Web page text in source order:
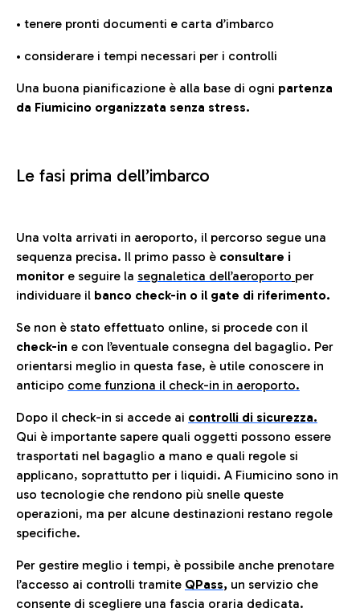
• tenere pronti documenti e carta d’imbarco
• considerare i tempi necessari per i controlli
Una buona pianificazione è alla base di ogni partenza
da Fiumicino organizzata senza stress.
Le fasi prima dell’imbarco
Una volta arrivati in aeroporto, il percorso segue una
sequenza precisa. Il primo passo è consultare i
monitor e seguire la segnaletica dell’aeroporto per
individuare il banco check-in o il gate di riferimento.
Se non è stato effettuato online, si procede con il
check-in e con l’eventuale consegna del bagaglio. Per
orientarsi meglio in questa fase, è utile conoscere in
anticipo come funziona il check-in in aeroporto.
Dopo il check-in si accede ai controlli di sicurezza.
Qui è importante sapere quali oggetti possono essere
trasportati nel bagaglio a mano e quali regole si
applicano, soprattutto per i liquidi. A Fiumicino sono in
uso tecnologie che rendono più snelle queste
operazioni, ma per alcune destinazioni restano regole
specifiche.
Per gestire meglio i tempi, è possibile anche prenotare
l’accesso ai controlli tramite QPass, un servizio che
consente di scegliere una fascia oraria dedicata.